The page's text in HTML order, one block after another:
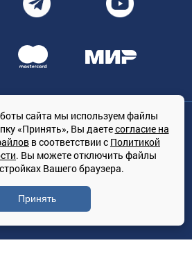
ответственностью «ТРЕЙДКОН», ОГРН:
г. Санкт-Петербург, проспект Медиков, 7
- оптовая продажа кондиционеров и
техники на территории РФ
ООО «ТРЕЙДКОН»
конфиденциальности
сайта мы используем файлы
«Принять», Вы даетесогласие на
в соответствии с Политикой
. Вы можете отключить файлы
Вашего браузера.
Принять